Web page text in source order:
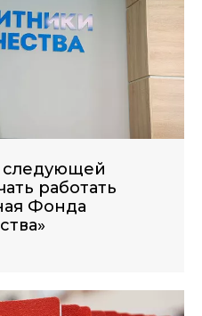
следующей
работать
Фонда